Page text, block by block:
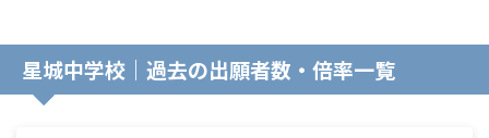
星城中学校｜過去の出願者数・倍率一覧